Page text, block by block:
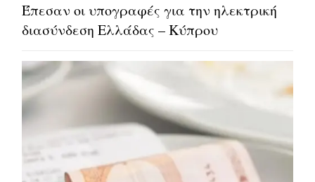
Έπεσαν οι υπογραφές για την ηλεκτρική
διασύνδεση Ελλάδας – Κύπρου